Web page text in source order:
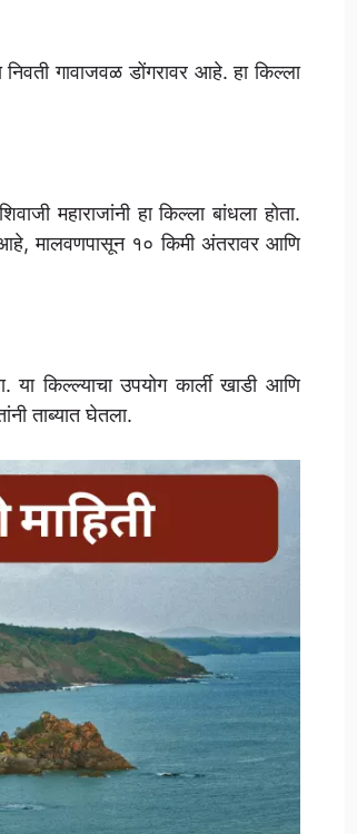
गावाजवळ डोंगरावर आहे. हा किल्ला
महाराजांनी हा किल्ला बांधला होता.
आहे, मालवणपासून १० किमी अंतरावर आणि
या किल्ल्याचा उपयोग कार्ली खाडी आणि
ताब्यात घेतला.